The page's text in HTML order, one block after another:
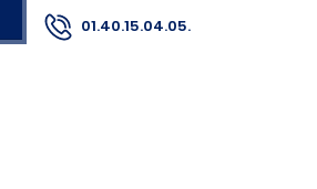
01.40.15.04.05.